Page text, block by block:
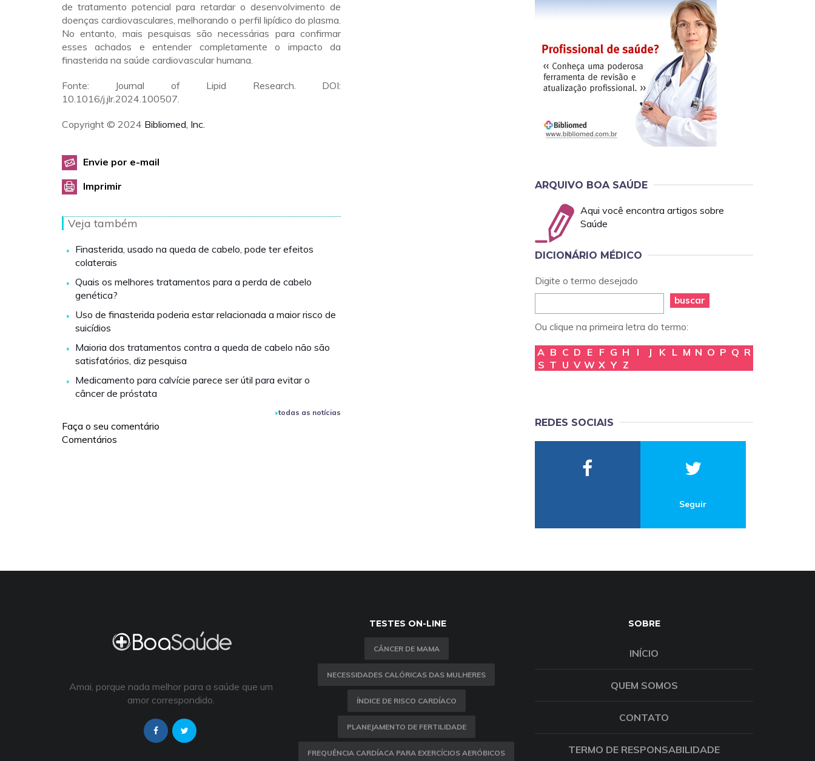
de tratamento potencial para retardar o desenvolvimento de
doenças cardiovasculares, melhorando o perfil lipídico do plasma.
No entanto, mais pesquisas são necessárias para confirmar
esses achados e entender completamente o impacto da
finasterida na saúde cardiovascular humana.
Fonte: Journal of Lipid Research. DOI:
10.1016/j.jlr.2024.100507.
Copyright © 2024 Bibliomed, Inc.
Envie por e-mail
Imprimir
Veja também
Finasterida, usado na queda de cabelo, pode ter efeitos
colaterais
Quais os melhores tratamentos para a perda de cabelo
genética?
Uso de finasterida poderia estar relacionada a maior risco de
suicídios
Maioria dos tratamentos contra a queda de cabelo não são
satisfatórios, diz pesquisa
Medicamento para calvície parece ser útil para evitar o
câncer de próstata
todas as notícias
Faça o seu comentário
Comentários
ARQUIVO BOA SAÚDE
Aqui você encontra artigos sobre
Saúde
DICIONÁRIO MÉDICO
Digite o termo desejado
buscar
Ou clique na primeira letra do termo:
A B C D E F G H I J K L M N O P Q R
S T U V W X Y Z
REDES SOCIAIS
Seguir
Amai, porque nada melhor para a saúde que um
amor correspondido.
TESTES ON-LINE
CÂNCER DE MAMA
NECESSIDADES CALÓRICAS DAS MULHERES
ÍNDICE DE RISCO CARDÍACO
PLANEJAMENTO DE FERTILIDADE
FREQUÊNCIA CARDÍACA PARA EXERCÍCIOS AERÓBICOS
SOBRE
INÍCIO
QUEM SOMOS
CONTATO
TERMO DE RESPONSABILIDADE